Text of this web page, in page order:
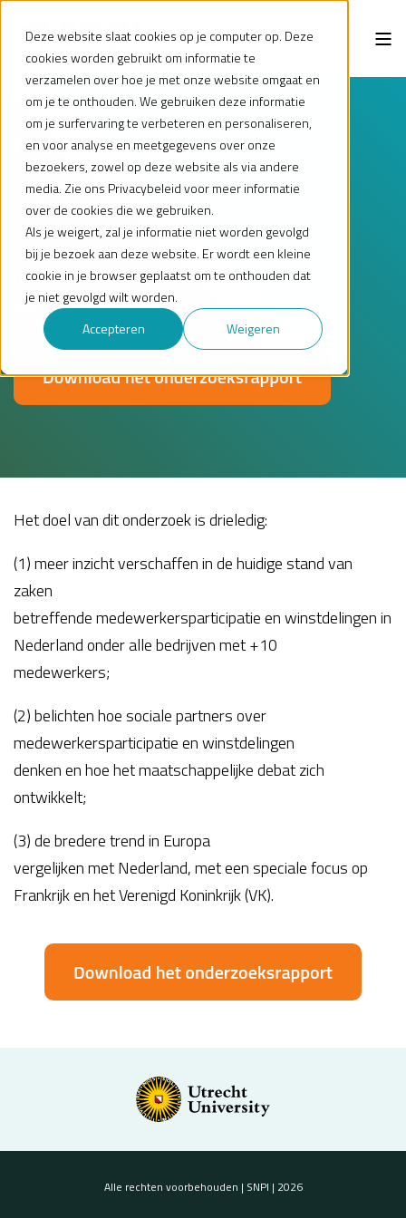
Deze website slaat cookies op je computer op. Deze
cookies worden gebruikt om informatie te
verzamelen over hoe je met onze website omgaat en
om je te onthouden. We gebruiken deze informatie
om je surfervaring te verbeteren en personaliseren,
en voor analyse en meetgegevens over onze
bezoekers, zowel op deze website als via andere
media. Zie ons Privacybeleid voor meer informatie
over de cookies die we gebruiken.
Als je weigert, zal je informatie niet worden gevolgd
bij je bezoek aan deze website. Er wordt een kleine
cookie in je browser geplaatst om te onthouden dat
je niet gevolgd wilt worden.
Accepteren
Weigeren
Onderzoeksrapport 2024
Medewerkersparticipatie en winstdelingen in het
Nederlandse MKB en grootbedrijf
Uitgevoerd door Universiteit Utrecht in opdracht
van SNPI
Het doel van dit onderzoek is drieledig:
(1) meer inzicht verschaffen in de huidige stand van
zaken
betreffende medewerkersparticipatie en winstdelingen in
Nederland onder alle bedrijven met +10
medewerkers;
(2) belichten hoe sociale partners over
medewerkersparticipatie en winstdelingen
denken en hoe het maatschappelijke debat zich
ontwikkelt;
(3) de bredere trend in Europa
vergelijken met Nederland, met een speciale focus op
Frankrijk en het Verenigd Koninkrijk (VK).
Alle rechten voorbehouden | SNPI | 2026